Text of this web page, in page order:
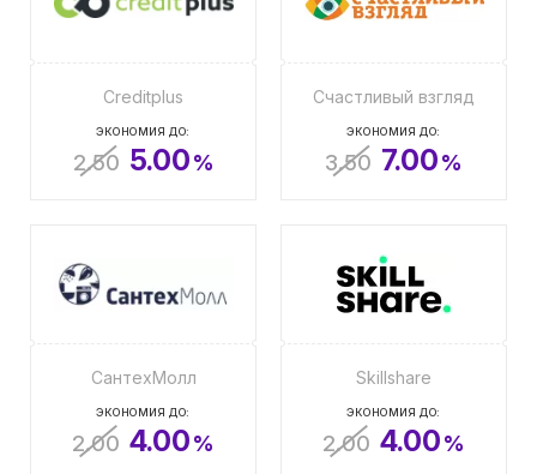
Creditplus
ЭКОНОМИЯ ДО:
2.50 5.00%
Счастливый взгляд
ЭКОНОМИЯ ДО:
3.50 7.00%
СантехМолл
ЭКОНОМИЯ ДО:
2.00 4.00%
Skillshare
ЭКОНОМИЯ ДО:
2.00 4.00%